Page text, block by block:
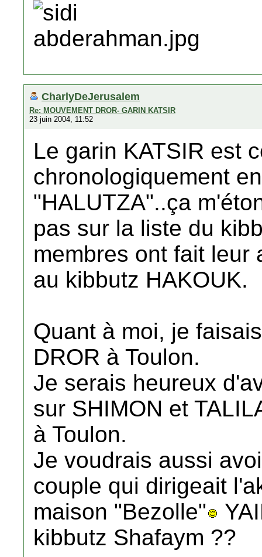
CharlyDeJerusalem
Re: MOUVEMENT DROR- GARIN KATSIR
23 juin 2004, 11:52
Le garin KATSIR est
chronologiquement
"HALUTZA"..ça
pas sur la liste du
membres ont fait leur
au kibbutz HAKOUK.
Quant à moi, je
DROR à Toulon.
Je serais heureux
sur SHIMON et
à Toulon.
Je voudrais aussi
couple qui dirigeait
maison "Bezolle"
kibbutz Shafaym ??